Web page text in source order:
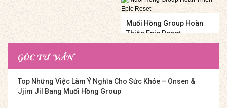
Onsen & Jjim Jil Bang
Muối Hồng Group
Muối Hồng Group Hoàn
Thiện Epic Reset
GÓC TƯ VẤN
Top Những Việc Làm Ý Nghĩa Cho Sức Khỏe – Onsen &
Jjim Jil Bang Muối Hồng Group